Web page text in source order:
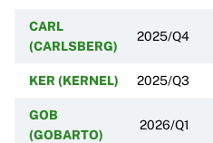
CARL
(CARLSBERG)
2025/Q4
KER (KERNEL) 2025/Q3
GOB
(GOBARTO)
2026/Q1